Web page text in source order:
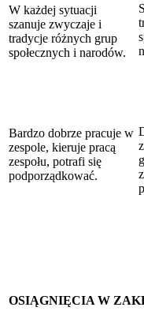
W każdej sytuacji
szanuje zwyczaje i
tradycje różnych grup
społecznych i narodów.
Bardzo dobrze pracuje w
zespole, kieruje pracą
zespołu, potrafi się
podporządkować.
OSIĄGNIĘCIA W